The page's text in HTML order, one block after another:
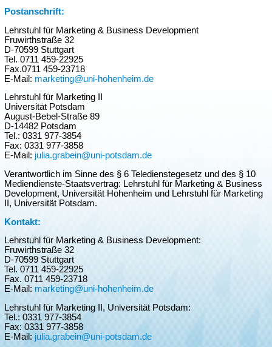
Postanschrift:
Lehrstuhl für Marketing & Business Development
Fruwirthstraße 32
D-70599 Stuttgart
Tel. 0711 459-22925
Fax.0711 459-23718
E-Mail: marketing@uni-hohenheim.de
Lehrstuhl für Marketing II
Universität Potsdam
August-Bebel-Straße 89
D-14482 Potsdam
Tel.: 0331 977-3854
Fax: 0331 977-3858
E-Mail: julia.grabein@uni-potsdam.de
Verantwortlich im Sinne des § 6 Teledienstegesetz und des § 10
Mediendienste-Staatsvertrag: Lehrstuhl für Marketing & Business
Development, Universität Hohenheim und Lehrstuhl für Marketing
II, Universität Potsdam.
Kontakt:
Lehrstuhl für Marketing & Business Development:
Fruwirthstraße 32
D-70599 Stuttgart
Tel. 0711 459-22925
Fax. 0711 459-23718
E-Mail: marketing@uni-hohenheim.de
Lehrstuhl für Marketing II, Universität Potsdam:
Tel.: 0331 977-3854
Fax: 0331 977-3858
E-Mail: julia.grabein@uni-potsdam.de